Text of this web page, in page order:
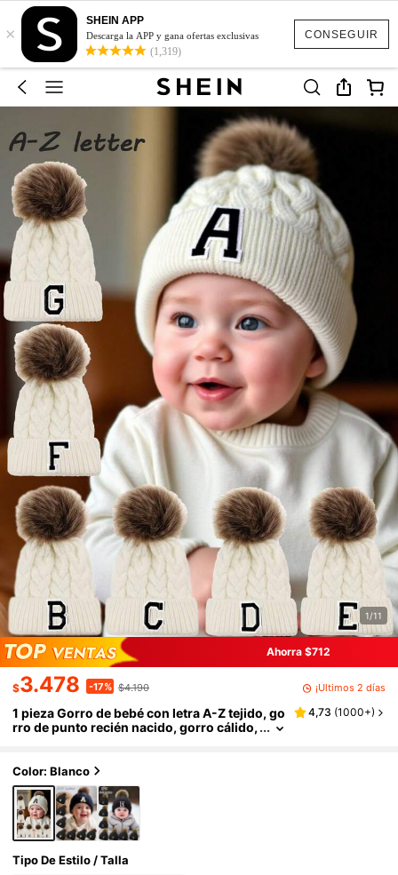
CONSEGUIR
×
SHEIN APP
Descarga la APP y gana ofertas exclusivas
(1,319)
1/11
Ahorra $712
$3.478 -17% $4.190 ¡Últimos 2 días
1 pieza Gorro de bebé con letra A-Z tejido, go
rro de punto recién nacido, gorro cálido,
4,73 (1000+)
Color: Blanco
Tipo De Estilo / Talla